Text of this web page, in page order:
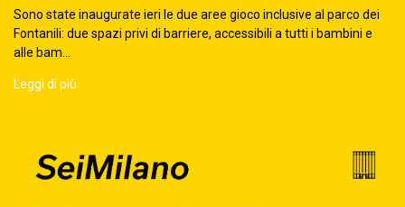
Sono state inaugurate ieri le due aree gioco inclusive al parco dei
Fontanili: due spazi privi di barriere, accessibili a tutti i bambini e
alle bam...
Leggi di più